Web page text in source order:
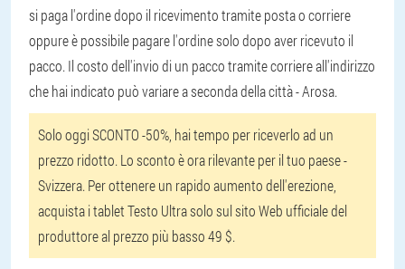
si paga l'ordine dopo il ricevimento tramite posta o corriere
oppure è possibile pagare l'ordine solo dopo aver ricevuto il
pacco. Il costo dell'invio di un pacco tramite corriere all'indirizzo
che hai indicato può variare a seconda della città - Arosa.
Solo oggi SCONTO -50%, hai tempo per riceverlo ad un
prezzo ridotto. Lo sconto è ora rilevante per il tuo paese -
Svizzera. Per ottenere un rapido aumento dell'erezione,
acquista i tablet Testo Ultra solo sul sito Web ufficiale del
produttore al prezzo più basso 49 $.